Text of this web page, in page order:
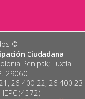
©️
Ciudadana
Penipak; Tuxtla
29060
26 400 22, 26 400 23
(4372)